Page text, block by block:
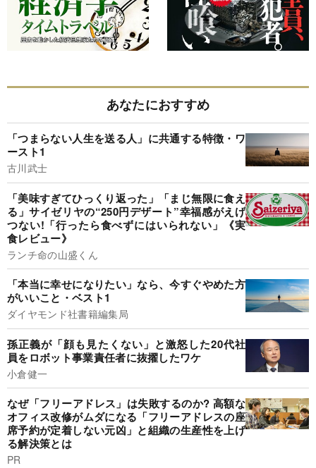
あなたにおすすめ
「つまらない人生を送る人」に共通する特徴・ワ
ースト1
古川武士
「美味すぎてひっくり返った」「まじ無限に食え
る」サイゼリヤの“250円デザート”幸福感がえげ
つない!「行ったら食べずにはいられない」《実
食レビュー》
ランチ命の山盛くん
「本当に幸せになりたい」なら、今すぐやめた方
がいいこと・ベスト1
ダイヤモンド社書籍編集局
孫正義が「顔も見たくない」と激怒した20代社
員をロボット事業責任者に抜擢したワケ
小倉健一
なぜ「フリーアドレス」は失敗するのか? 高額な
オフィス改修がムダになる「フリーアドレスの座
席予約が定着しない元凶」と組織の生産性を上げ
る解決策とは
PR